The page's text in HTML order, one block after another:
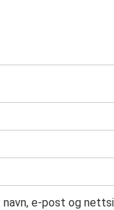
e-post og